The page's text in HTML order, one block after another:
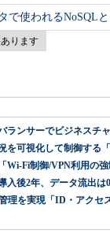
で使われるNoSQL
ります
ランサーでビジネスチ
を可視化して制御する
Wi-Fi制御/VPN利用の強
入後2年、データ流出は
理を実現「ID・アクセ